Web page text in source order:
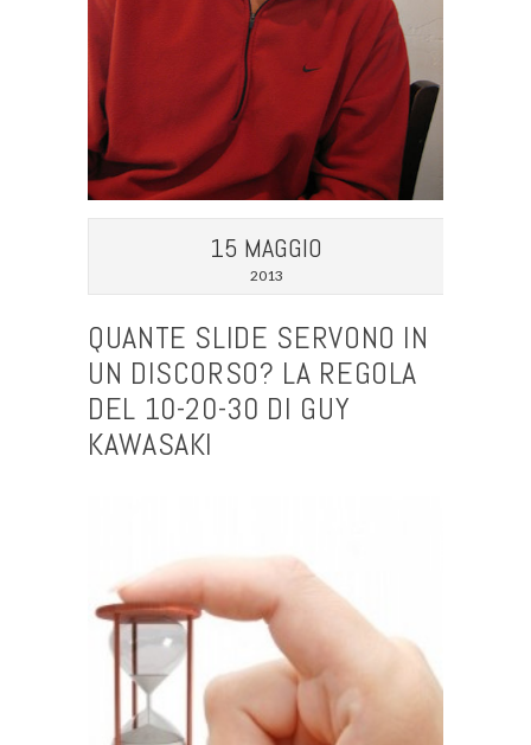
15 MAGGIO
2013
QUANTE SLIDE SERVONO IN
UN DISCORSO? LA REGOLA
DEL 10-20-30 DI GUY
KAWASAKI